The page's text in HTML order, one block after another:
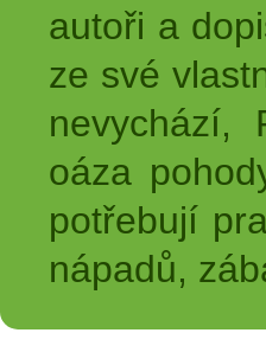
autoři a
ze své
nevychází,
oáza
potřebují
nápadů,